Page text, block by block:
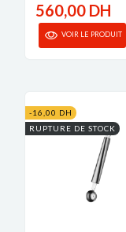
560,00 DH
VOIR LE PRODUIT
-16,00 DH
RUPTURE DE STOCK